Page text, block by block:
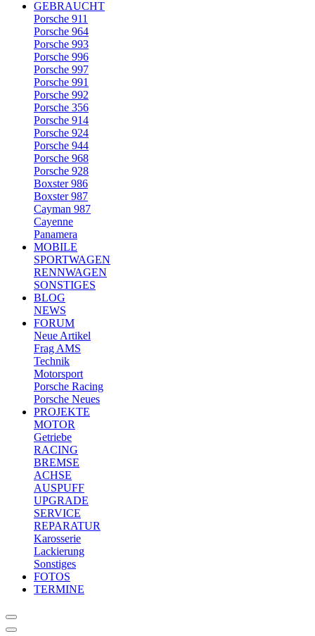
GEBRAUCHT
Porsche 911
Porsche 964
Porsche 993
Porsche 996
Porsche 997
Porsche 991
Porsche 992
Porsche 356
Porsche 914
Porsche 924
Porsche 944
Porsche 968
Porsche 928
Boxster 986
Boxster 987
Cayman 987
Cayenne
Panamera
MOBILE
SPORTWAGEN
RENNWAGEN
SONSTIGES
BLOG
NEWS
FORUM
Neue Artikel
Frag AMS
Technik
Motorsport
Porsche Racing
Porsche Neues
PROJEKTE
MOTOR
Getriebe
RACING
BREMSE
ACHSE
AUSPUFF
UPGRADE
SERVICE
REPARATUR
Karosserie
Lackierung
Sonstiges
FOTOS
TERMINE